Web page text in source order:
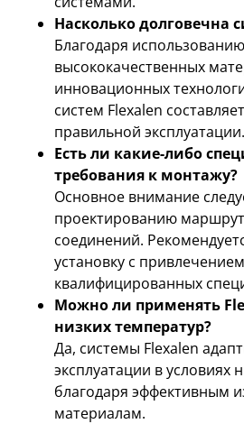
Насколько долговечна
Благодаря использованию
высококачественных
инновационных
систем Flexalen
правильной эксплуатации.
Есть ли какие-либо
требования к монтажу?
Основное внимание
проектированию
соединений.
установку с привлечением
квалифицированных
Можно ли применять
низких температур?
Да, системы Flexalen
эксплуатации в условиях
благодаря эффективным
материалам.